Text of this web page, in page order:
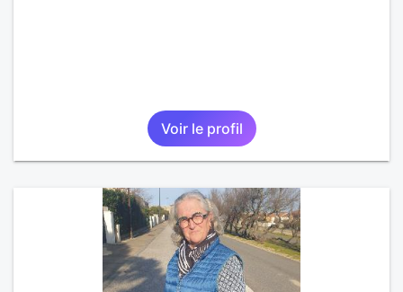
Voir le profil